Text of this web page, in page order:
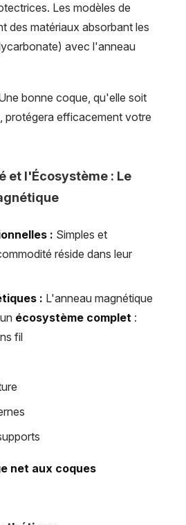
Les modèles de
des matériaux absorbant les
avec l'anneau
bonne coque, qu'elle soit
protégera efficacement votre
et l'Écosystème : Le
: Simples et
réside dans leur
: L'anneau magnétique
écosystème complet :
fil
net aux coques